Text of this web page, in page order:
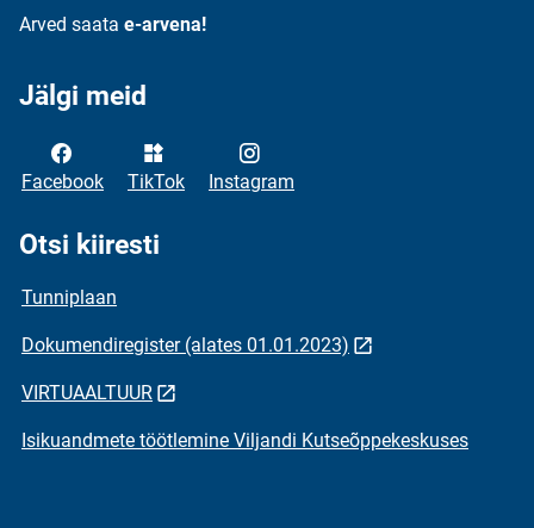
Arved saata e-arvena!
Jälgi meid
Facebook TikTok Instagram
Otsi kiiresti
Tunniplaan
Dokumendiregister (alates 01.01.2023)
VIRTUAALTUUR
Isikuandmete töötlemine Viljandi Kutseõppekeskuses